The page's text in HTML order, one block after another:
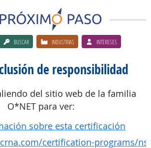
BUSCAR INDUSTRIAS INTERESES
de responsibilidad
del sitio web de la familia
O*NET para ver:
sobre esta certificación
certification-programs/